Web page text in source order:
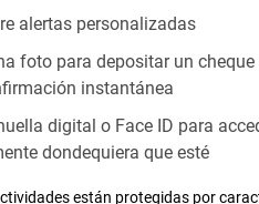
alertas personalizadas
foto para depositar un cheque
instantánea
digital o Face ID para
dondequiera que esté
están protegidas por